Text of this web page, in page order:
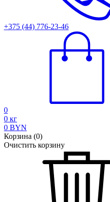
+375 (44) 776-23-46
0
0 кг
0 BYN
Корзина (0)
Очистить корзину